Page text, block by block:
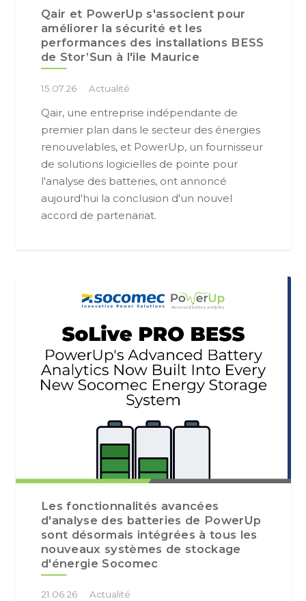
Qair et PowerUp s'associent pour
améliorer la sécurité et les
performances des installations BESS
de Stor’Sun à l'île Maurice
15.07.26 Actualité
Qair, une entreprise indépendante de
premier plan dans le secteur des énergies
renouvelables, et PowerUp, un fournisseur
de solutions logicielles de pointe pour
l'analyse des batteries, ont annoncé
aujourd'hui la conclusion d'un nouvel
accord de partenariat.
Les fonctionnalités avancées
d'analyse des batteries de PowerUp
sont désormais intégrées à tous les
nouveaux systèmes de stockage
d'énergie Socomec
21.06.26 Actualité